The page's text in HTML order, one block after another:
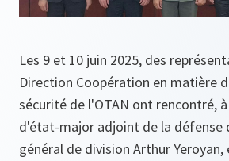
Les 9 et 10 juin 2025, des
Direction Coopération en matière
sécurité de l'OTAN ont rencontré,
d'état-major adjoint de la défense
général de division Arthur Yeroyan,